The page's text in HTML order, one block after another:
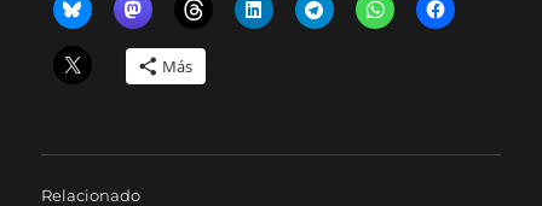
Más
Relacionado